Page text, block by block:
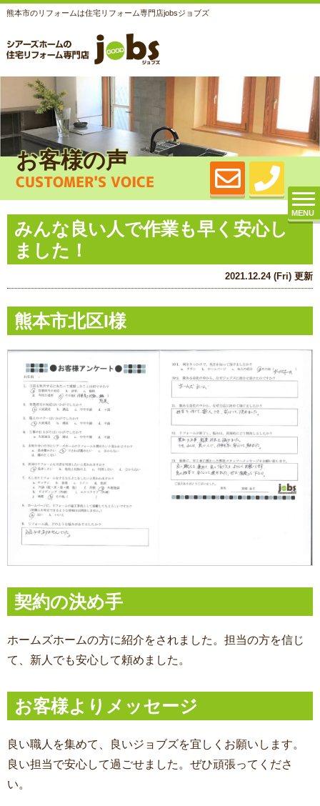
熊本市のリフォームは住宅リフォーム専門店jobsジョブズ
MENU
お客様の声
CUSTOMER'S VOICE
みんな良い人で作業も早く安心し
ました！
2021.12.24 (Fri) 更新
熊本市北区I様
契約の決め手
ホームズホームの方に紹介をされました。担当の方を信じ
て、新人でも安心して頼めました。
お客様よりメッセージ
良い職人を集めて、良いジョブズを宜しくお願いします。
良い担当で安心して過ごせました。ぜひ頑張ってくださ
い。